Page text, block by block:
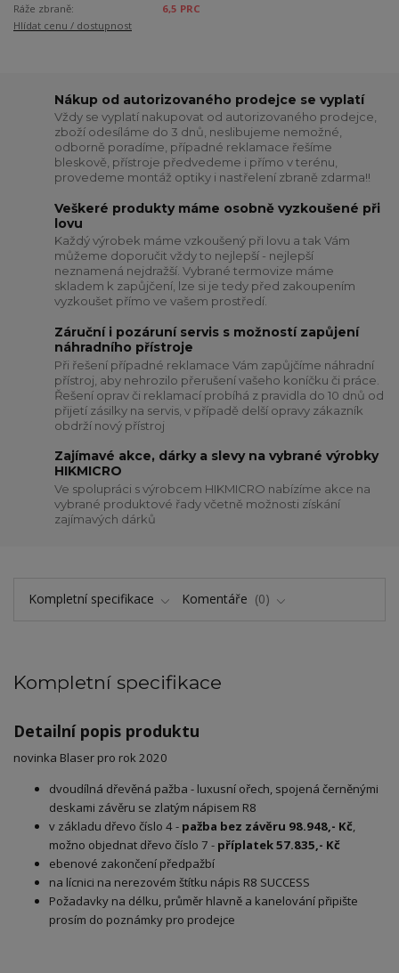
Ráže zbraně:
6,5 PRC
Hlídat cenu / dostupnost
Nákup od autorizovaného prodejce se vyplatí
Vždy se vyplatí nakupovat od autorizovaného prodejce,
zboží odesíláme do 3 dnů, neslibujeme nemožné,
odborně poradíme, případné reklamace řešíme
bleskově, přístroje předvedeme i přímo v terénu,
provedeme montáž optiky i nastřelení zbraně zdarma!!
Veškeré produkty máme osobně vyzkoušené při
lovu
Každý výrobek máme vzkoušený při lovu a tak Vám
můžeme doporučit vždy to nejlepší - nejlepší
neznamená nejdražší. Vybrané termovize máme
skladem k zapůjčení, lze si je tedy před zakoupením
vyzkoušet přímo ve vašem prostředí.
Záruční i pozáruní servis s možností zapůjení
náhradního přístroje
Při řešení případné reklamace Vám zapůjčíme náhradní
přístroj, aby nehrozilo přerušení vašeho koníčku či práce.
Řešení oprav či reklamací probíhá z pravidla do 10 dnů od
přijetí zásilky na servis, v případě delší opravy zákazník
obdrží nový přístroj
Zajímavé akce, dárky a slevy na vybrané výrobky
HIKMICRO
Ve spolupráci s výrobcem HIKMICRO nabízíme akce na
vybrané produktové řady včetně možnosti získání
zajímavých dárků
Kompletní specifikace Komentáře 0
Kompletní specifikace
Detailní popis produktu
novinka Blaser pro rok 2020
dvoudílná dřevěná pažba - luxusní ořech, spojená černěnými
deskami závěru se zlatým nápisem R8
v základu dřevo číslo 4 - pažba bez závěru 98.948,- Kč,
možno objednat dřevo číslo 7 - příplatek 57.835,- Kč
ebenové zakončení předpažbí
na lícnici na nerezovém štítku nápis R8 SUCCESS
Požadavky na délku, průměr hlavně a kanelování připište
prosím do poznámky pro prodejce